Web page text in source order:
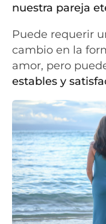
nuestra pareja
Puede requerir
cambio en la
amor, pero
estables y